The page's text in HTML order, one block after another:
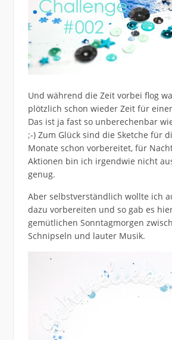
Und während die Zeit vorbei flog
plötzlich schon wieder Zeit für
Das ist ja fast so unberechenbar
;-) Zum Glück sind die Sketche für
Monate schon vorbereitet, für
Aktionen bin ich irgendwie nicht
genug.
Aber selbstverständlich wollte ich
dazu vorbereiten und so gab es
gemütlichen Sonntagmorgen
Schnipseln und lauter Musik.